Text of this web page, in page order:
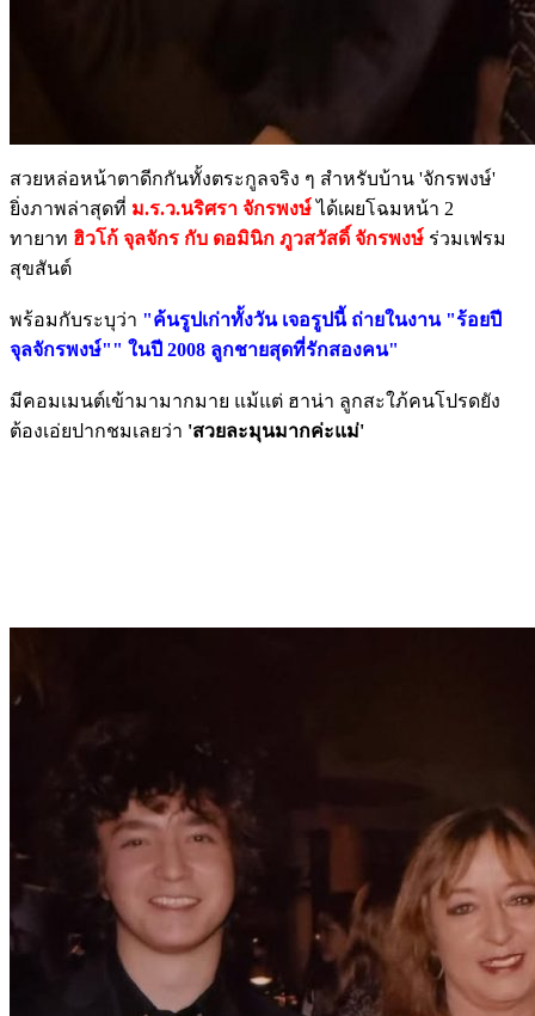
สวยหล่อหน้าตาดีกกันทั้งตระกูลจริง ๆ สำหรับบ้าน 'จักรพงษ์'
ยิ่งภาพล่าสุดที่ ม.ร.ว.นริศรา จักรพงษ์ได้เผยโฉมหน้า 2
ทายาท ฮิวโก้ จุลจักร กับ ดอมินิก ภูวสวัสดิ์ จักรพงษ์ ร่วมเฟรม
สุขสันต์
พร้อมกับระบุว่า "ค้นรูปเก่าทั้งวัน เจอรูปนี้ ถ่ายในงาน "ร้อยปี
จุลจักรพงษ์"" ในปี 2008 ลูกชายสุดที่รักสองคน"
มีคอมเมนต์เข้ามามากมาย แม้แต่ ฮาน่า ลูกสะใภ้คนโปรดยัง
ต้องเอ่ยปากชมเลยว่า 'สวยละมุนมากค่ะแม่'